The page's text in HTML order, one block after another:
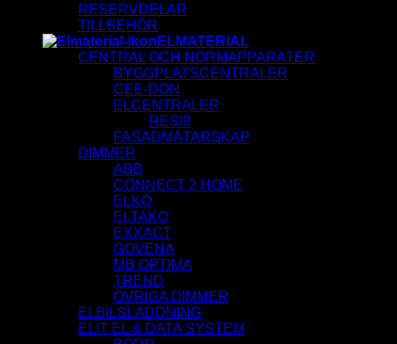
RESERVDELAR
TILLBEHÖR
ELMATERIAL
CENTRAL OCH NORMAPPARATER
BYGGPLATSCENTRALER
CEE-DON
ELCENTRALER
RESI9
FASADMÄTARSKAP
DIMMER
ABB
CONNECT 2 HOME
ELKO
ELTAKO
EXXACT
GOVENA
MB OPTIMA
TREND
ÖVRIGA DIMMER
ELBILSLADDNING
ELIT EL & DATA SYSTEM